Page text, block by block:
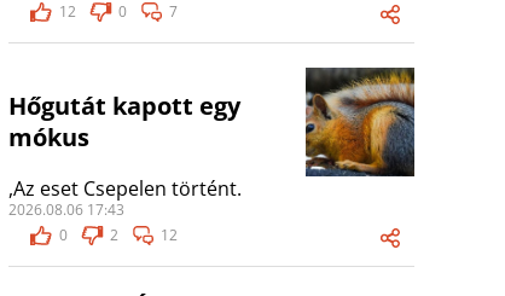
12
0 7
Hőgutát kapott egy
mókus
,Az eset Csepelen történt.
2026.08.06 17:43
0
2 12